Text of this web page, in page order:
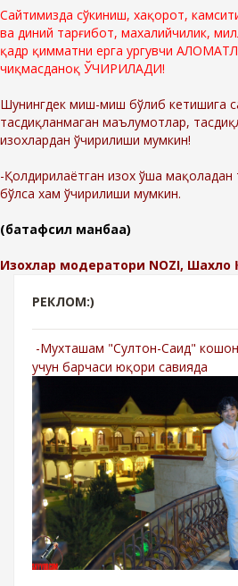
Сайтимизда сўкиниш, хақорот,
ва диний тарғибот, махалийчилик,
қадр қимматни ерга ургувчи
чиқмасданоқ ЎЧИРИЛАДИ!
Шунингдек миш-миш бўлиб кетишига
тасдиқланмаган маълумотлар,
изохлардан ўчирилиши мумкин!
-Қолдирилаётган изох ўша мақоладан
бўлса хам ўчирилиши мумкин.
(батафсил манбаа)
Изохлар модератори NOZI, Шахло
РЕКЛОМ:)
-Мухташам "Султон-Саид"
учун барчаси юқори савияда